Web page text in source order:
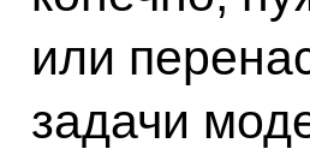
или
задачи